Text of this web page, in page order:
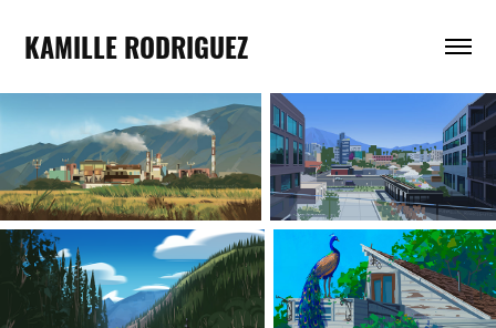
KAMILLE RODRIGUEZ